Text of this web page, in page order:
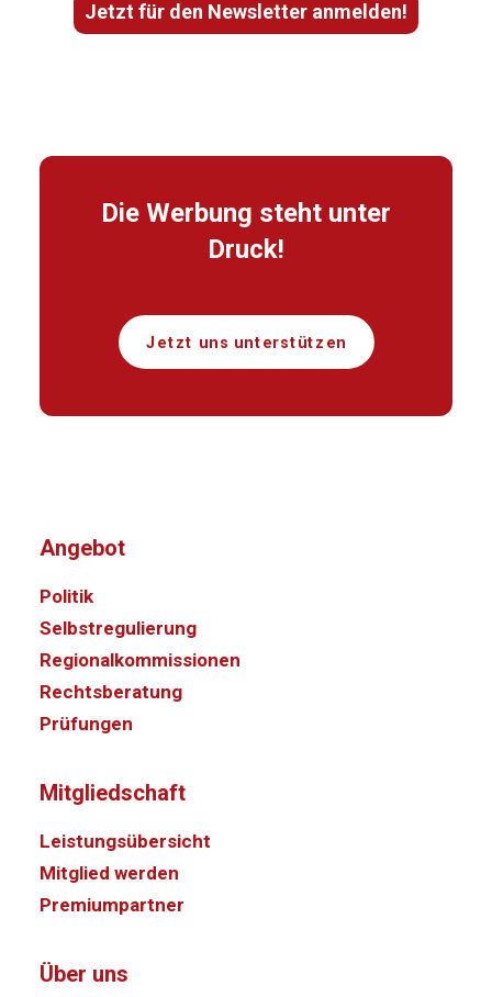
Jetzt für den Newsletter anmelden!
Die Werbung steht unter
Druck!
Jetzt uns unterstützen
Angebot
Politik
Selbstregulierung
Regionalkommissionen
Rechtsberatung
Prüfungen
Mitgliedschaft
Leistungsübersicht
Mitglied werden
Premiumpartner
Über uns